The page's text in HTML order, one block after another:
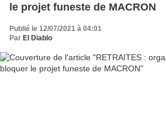
le projet funeste de MACRON
Publié le 12/07/2021 à 04:01
Par El Diablo